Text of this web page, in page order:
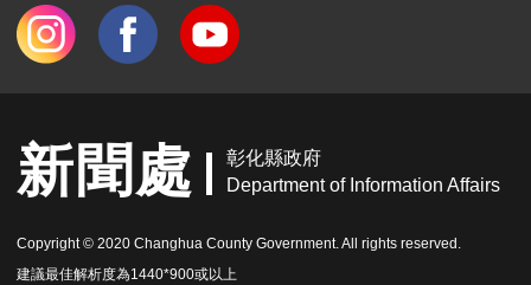
新聞處
彰化縣政府
Department of Information Affairs
Copyright © 2020 Changhua County Government. All rights reserved.
建議最佳解析度為1440*900或以上